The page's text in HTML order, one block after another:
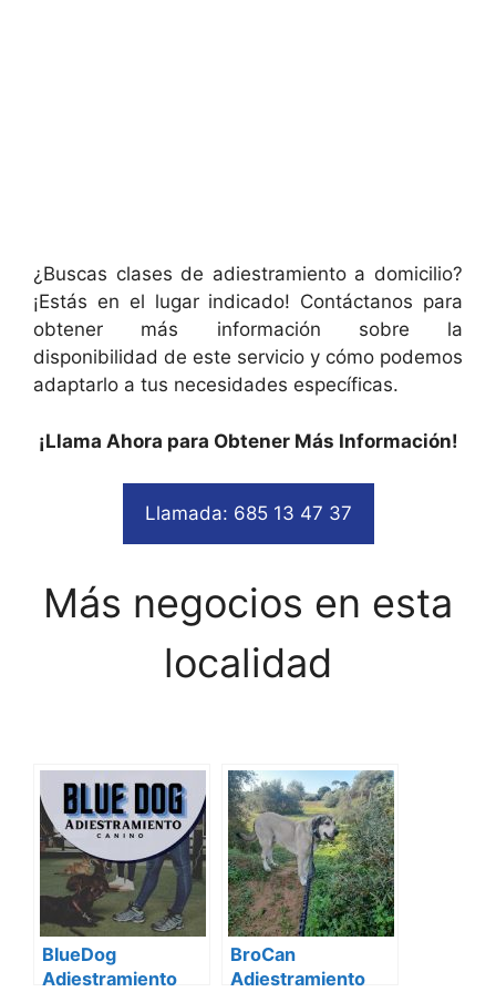
¿Buscas clases de adiestramiento a domicilio?
¡Estás en el lugar indicado! Contáctanos para
obtener más información sobre la
disponibilidad de este servicio y cómo podemos
adaptarlo a tus necesidades específicas.
¡Llama Ahora para Obtener Más Información!
Llamada: 685 13 47 37
Más negocios en esta
localidad
BlueDog
Adiestramiento
BroCan
Adiestramiento